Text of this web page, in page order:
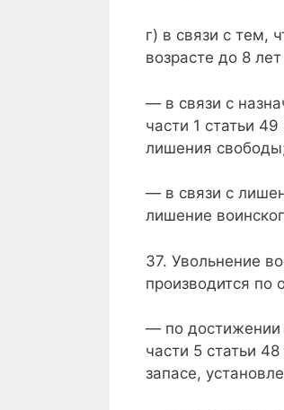
г) в связи с тем,
возрасте до 8
— в связи с
части 1 статьи
лишения
— в связи с
лишение
37. Увольнение
производится по
— по достижении
части 5 статьи
запасе,